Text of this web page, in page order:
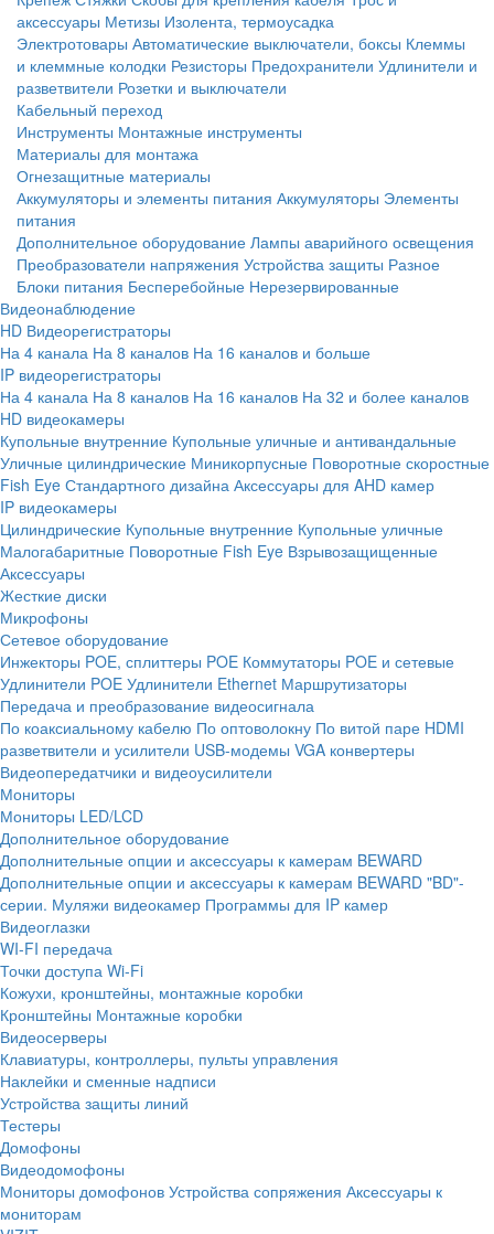
аксессуары Метизы Изолента, термоусадка
Электротовары Автоматические выключатели, боксы Клеммы
и клеммные колодки Резисторы Предохранители Удлинители и
разветвители Розетки и выключатели
Кабельный переход
Инструменты Монтажные инструменты
Материалы для монтажа
Огнезащитные материалы
Аккумуляторы и элементы питания Аккумуляторы Элементы
питания
Дополнительное оборудование Лампы аварийного освещения
Преобразователи напряжения Устройства защиты Разное
Блоки питания Бесперебойные Нерезервированные
Видеонаблюдение
HD Видеорегистраторы
На 4 канала На 8 каналов На 16 каналов и больше
IP видеорегистраторы
На 4 канала На 8 каналов На 16 каналов На 32 и более каналов
HD видеокамеры
Купольные внутренние Купольные уличные и антивандальные
Уличные цилиндрические Миникорпусные Поворотные скоростные
Fish Eye Стандартного дизайна Аксессуары для AHD камер
IP видеокамеры
Цилиндрические Купольные внутренние Купольные уличные
Малогабаритные Поворотные Fish Eye Взрывозащищенные
Аксессуары
Жесткие диски
Микрофоны
Сетевое оборудование
Инжекторы POE, сплиттеры POE Коммутаторы POE и сетевые
Удлинители POE Удлинители Ethernet Маршрутизаторы
Передача и преобразование видеосигнала
По коаксиальному кабелю По оптоволокну По витой паре HDMI
разветвители и усилители USB-модемы VGA конвертеры
Видеопередатчики и видеоусилители
Мониторы
Мониторы LED/LCD
Дополнительное оборудование
Дополнительные опции и аксессуары к камерам BEWARD
Дополнительные опции и аксессуары к камерам BEWARD "BD"-
серии. Муляжи видеокамер Программы для IP камер
Видеоглазки
WI-FI передача
Точки доступа Wi-Fi
Кожухи, кронштейны, монтажные коробки
Кронштейны Монтажные коробки
Видеосерверы
Клавиатуры, контроллеры, пульты управления
Наклейки и сменные надписи
Устройства защиты линий
Тестеры
Домофоны
Видеодомофоны
Мониторы домофонов Устройства сопряжения Аксессуары к
мониторам